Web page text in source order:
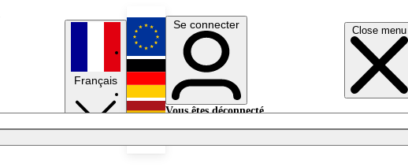
Close menu
Français
English
Deutsch
Se connecter
Vous êtes déconnecté.